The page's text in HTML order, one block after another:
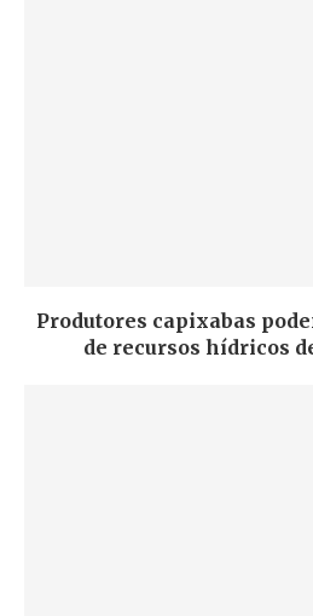
Produtores capixabas
de recursos hídricos